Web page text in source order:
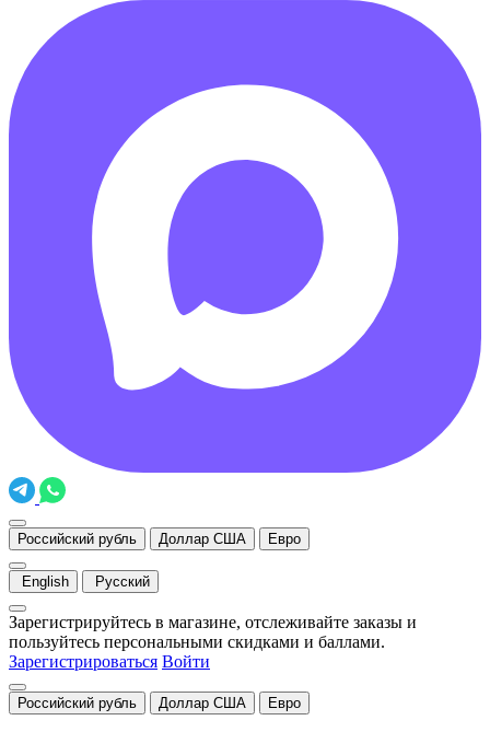
Российский рубль Доллар США Евро
English Русский
Зарегистрируйтесь в магазине, отслеживайте заказы и
пользуйтесь персональными скидками и баллами.
Зарегистрироваться Войти
Российский рубль Доллар США Евро